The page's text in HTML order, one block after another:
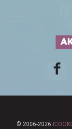
© 2006-2026